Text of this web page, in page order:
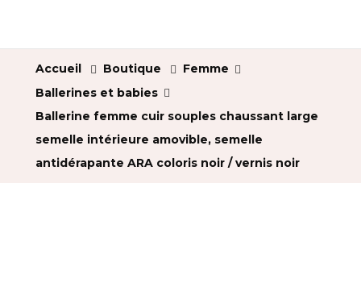
Accueil Boutique
Femme
Ballerines et babies
Ballerine femme cuir souples chaussant large
semelle intérieure amovible, semelle
antidérapante ARA coloris noir / vernis noir